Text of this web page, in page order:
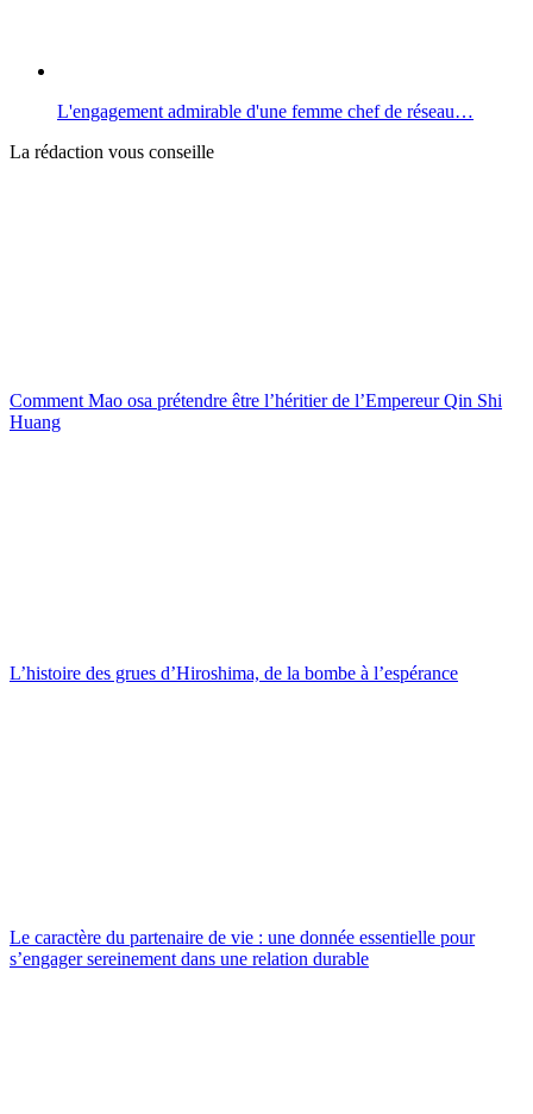
L'engagement admirable d'une femme chef de réseau…
La rédaction vous conseille
Comment Mao osa prétendre être l’héritier de l’Empereur Qin Shi
Huang
L’histoire des grues d’Hiroshima, de la bombe à l’espérance
Le caractère du partenaire de vie : une donnée essentielle pour
s’engager sereinement dans une relation durable